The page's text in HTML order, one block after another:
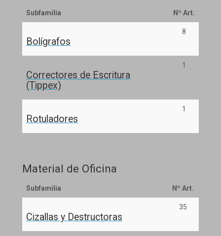
Subfamilia Nº Art.
Bolígrafos
8
Correctores de Escritura
(Tippex)
1
Rotuladores
1
Material de Oficina
Subfamilia Nº Art.
Cizallas y Destructoras
35